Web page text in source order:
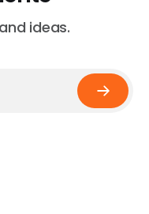
ideas.